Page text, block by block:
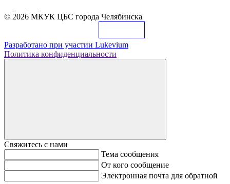
© 2026 МКУК ЦБС города Челябинска
Разработано при участии Lukevium
Политика конфиденциальности
Свяжитесь с нами
Тема сообщения
От кого сообщение
Электронная почта для обратной